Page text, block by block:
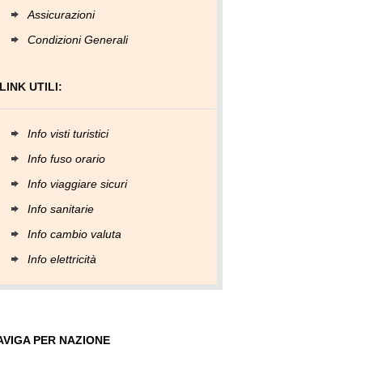
Assicurazioni
Condizioni Generali
LINK UTILI:
Info visti turistici
Info fuso orario
Info viaggiare sicuri
Info sanitarie
Info cambio valuta
Info elettricità
PER NAZIONE